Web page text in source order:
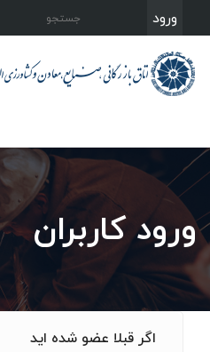
ورود
ورود کاربران
اگر قبلا عضو شده اید